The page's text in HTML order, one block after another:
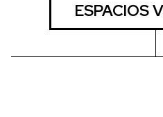
ESPACIOS